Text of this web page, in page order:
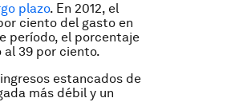
plazo. En 2012, el
ciento del gasto en
período, el porcentaje
39 por ciento.
estancados de
más débil y un